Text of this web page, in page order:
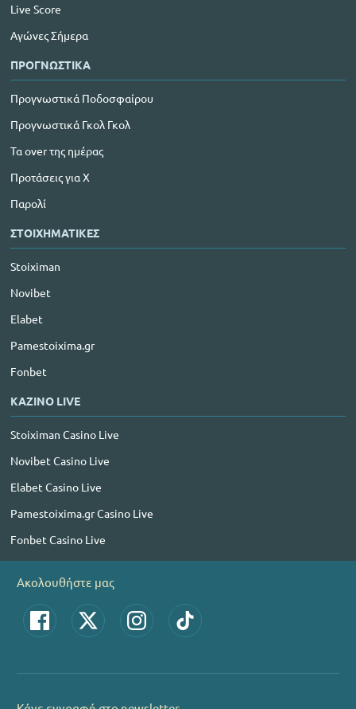
Live Score
Αγώνες Σήμερα
ΠΡΟΓΝΩΣΤΙΚΑ
Προγνωστικά Ποδοσφαίρου
Προγνωστικά Γκολ Γκολ
Τα over της ημέρας
Προτάσεις για Χ
Παρολί
ΣΤΟΙΧΗΜΑΤΙΚΕΣ
Stoiximan
Novibet
Elabet
Pamestoixima.gr
Fonbet
ΚΑΖΙΝΟ LIVE
Stoiximan Casino Live
Novibet Casino Live
Elabet Casino Live
Pamestoixima.gr Casino Live
Fonbet Casino Live
Ακολουθήστε μας